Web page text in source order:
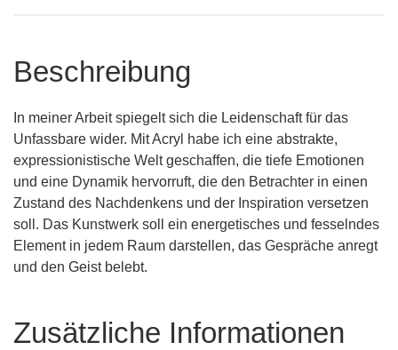
Beschreibung
In meiner Arbeit spiegelt sich die Leidenschaft für das
Unfassbare wider. Mit Acryl habe ich eine abstrakte,
expressionistische Welt geschaffen, die tiefe Emotionen
und eine Dynamik hervorruft, die den Betrachter in einen
Zustand des Nachdenkens und der Inspiration versetzen
soll. Das Kunstwerk soll ein energetisches und fesselndes
Element in jedem Raum darstellen, das Gespräche anregt
und den Geist belebt.
Zusätzliche Informationen